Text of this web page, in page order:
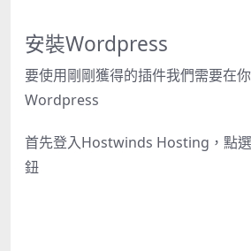
安裝Wordpress
要使用剛剛獲得的插件我們需要在
Wordpress
首先登入Hostwinds Hosting ，點
鈕